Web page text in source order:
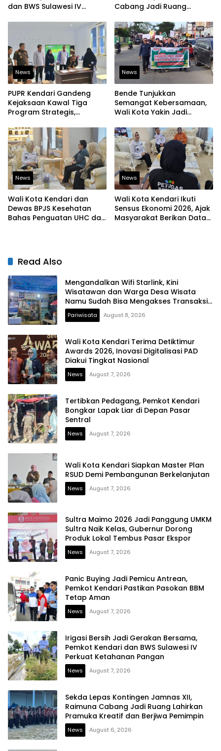
dan BWS Sulawesi IV
Pangan
Cabang Jadi Ruang
dan Berjiwa Pemimpin
News
PUPR Kendari Gandeng
Kejaksaan Kawal Tiga
Program Strategis,
Bangun Infrastruktur
Berintegritas
News
Bende Tunjukkan
Semangat Kebersamaan,
Wali Kota Yakin Jadi
Lain
News
Wali Kota Kendari dan
Dewas BPJS Kesehatan
Bahas Penguatan UHC dan
News
Wali Kota Kendari Ikuti
Sensus Ekonomi 2026, Ajak
Masyarakat Berikan Data
Read Also
Mengandalkan Wifi Starlink, Kini
Wisatawan dan Warga Desa Wisata
Namu Sudah Bisa Mengakses Transaksi
Digital
Pariwisata August 8, 2026
Wali Kota Kendari Terima Detiktimur
Awards 2026, Inovasi Digitalisasi PAD
Diakui Tingkat Nasional
News August 7, 2026
Tertibkan Pedagang, Pemkot Kendari
Bongkar Lapak Liar di Depan Pasar
Sentral
News August 7, 2026
Wali Kota Kendari Siapkan Master Plan
RSUD Demi Pembangunan Berkelanjutan
News August 7, 2026
Sultra Maimo 2026 Jadi Panggung UMKM
Sultra Naik Kelas, Gubernur Dorong
Produk Lokal Tembus Pasar Ekspor
News August 7, 2026
Panic Buying Jadi Pemicu Antrean,
Pemkot Kendari Pastikan Pasokan BBM
Tetap Aman
News August 7, 2026
Irigasi Bersih Jadi Gerakan Bersama,
Pemkot Kendari dan BWS Sulawesi IV
Perkuat Ketahanan Pangan
News August 7, 2026
Sekda Lepas Kontingen Jamnas XII,
Raimuna Cabang Jadi Ruang Lahirkan
Pramuka Kreatif dan Berjiwa Pemimpin
News August 6, 2026